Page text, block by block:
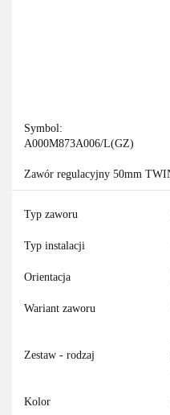
Symbol:
A000M873A006/L(GZ)
Zawór regulacyjny 50mm
Typ zaworu
Typ instalacji
Orientacja
Wariant zaworu
Zestaw - rodzaj
Kolor